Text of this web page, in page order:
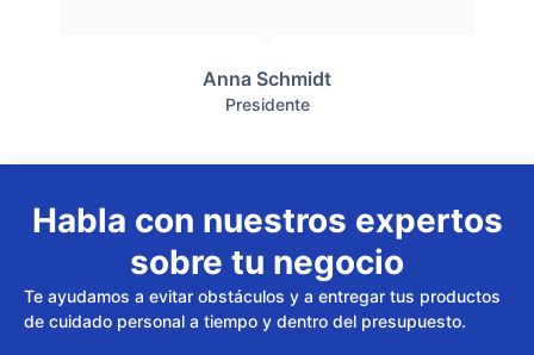
Anna Schmidt
Presidente
Habla con nuestros expertos
sobre tu negocio
Te ayudamos a evitar obstáculos y a entregar tus productos
de cuidado personal a tiempo y dentro del presupuesto.